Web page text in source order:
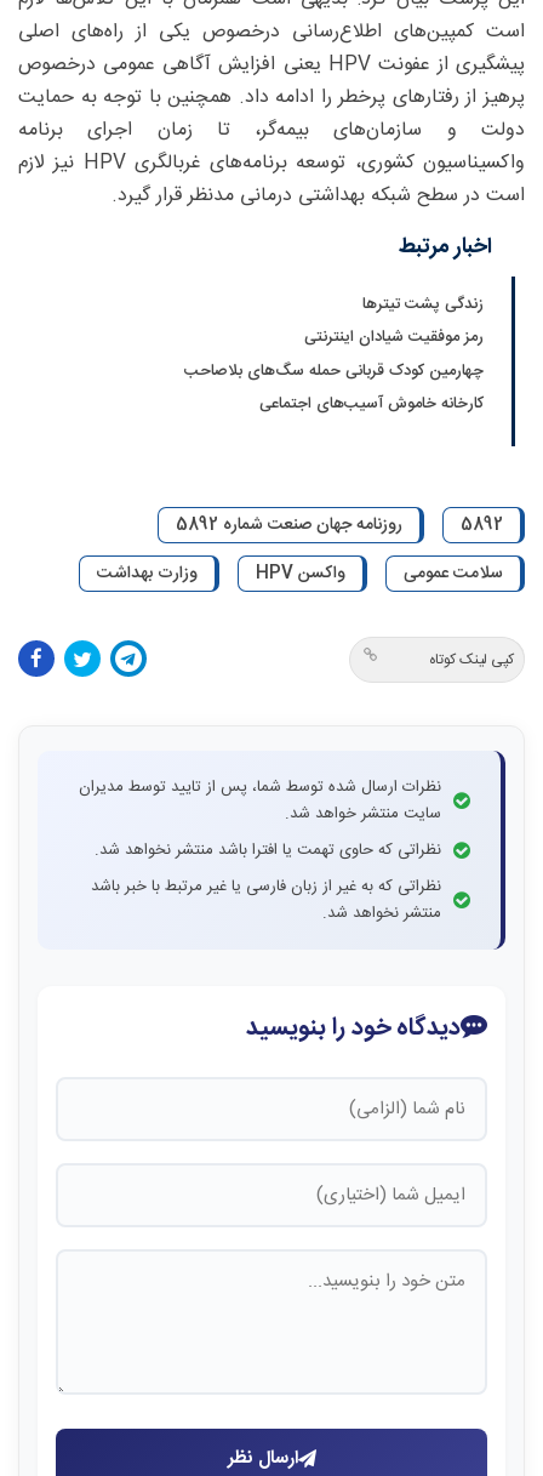
است کمپین‌های اطلاع‌رسانی درخصوص یکی از راه‌های اصلی
پیشگیری از عفونت HPV یعنی افزایش آگاهی عمومی درخصوص
پرهیز از رفتارهای پرخطر را ادامه داد. همچنین با توجه به حمایت
دولت و سازمان‌های بیمه‌گر، تا زمان اجرای برنامه
واکسیناسیون کشوری، توسعه برنامه‌های غربالگری HPV نیز لازم
است در سطح شبکه بهداشتی درمانی مدنظر قرار گیرد.
اخبار مرتبط
زندگی پشت تیترها
رمز موفقیت شیادان اینترنتی
چهارمین کودک قربانی حمله سگ‌های بلاصاحب
کارخانه خاموش آسیب‌های اجتماعی
5892
روزنامه جهان صنعت شماره 5892
سلامت عمومی
واکسن HPV وزارت بهداشت
کپی لینک کوتاه
نظرات ارسال شده توسط شما، پس از تایید توسط مدیران
سایت منتشر خواهد شد.
نظراتی که حاوی تهمت یا افترا باشد منتشر نخواهد شد.
نظراتی که به غیر از زبان فارسی یا غیر مرتبط با خبر باشد
منتشر نخواهد شد.
دیدگاه خود را بنویسید
ارسال نظر